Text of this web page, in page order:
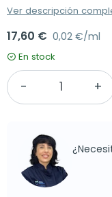
Ver descripción
17,60 € 0,02 €/ml
En stock